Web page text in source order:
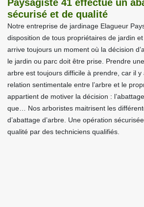
Paysagiste 41 effectue un
sécurisé et de qualité
Notre entreprise de jardinage Elagueur
disposition de tous propriétaires de jardin
arrive toujours un moment où la décision
le jardin ou parc doit être prise. Prendre
arbre est toujours difficile à prendre, car il
relation sentimentale entre l’arbre et le
appartient de motiver la décision :
que… Nos arboristes maitrisent les
d’abattage d’arbre. Une opération
qualité par des techniciens qualifiés.